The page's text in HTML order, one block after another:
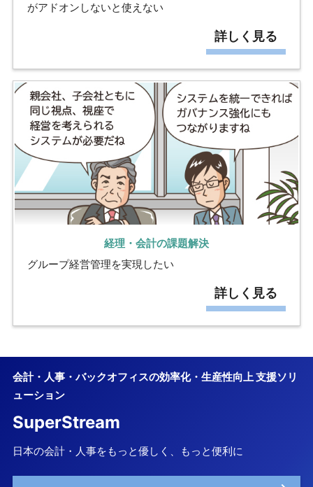
がアドオンしないと使えない
詳しく見る
経理・会計の課題解決
グループ経営管理を実現したい
詳しく見る
会計・人事・バックオフィスの効率化・生産性向上 支援ソリ
ューション
SuperStream
日本の会計・人事をもっと優しく、もっと便利に